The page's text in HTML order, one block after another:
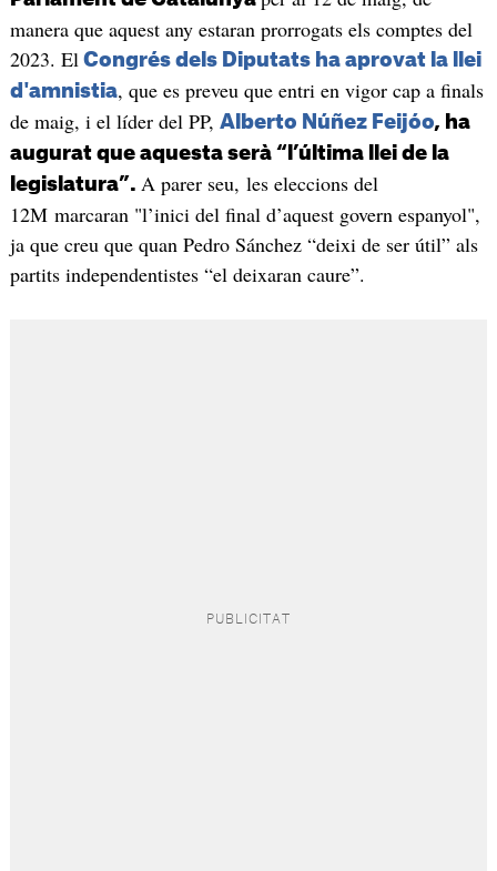
manera que aquest any estaran prorrogats els comptes del
2023. El Congrés dels Diputats ha aprovat la llei
d'amnistia, que es preveu que entri en vigor cap a finals
de maig, i el líder del PP, Alberto Núñez Feijóo, ha
augurat que aquesta serà “l’última llei de la
legislatura”. A parer seu, les eleccions del
12M marcaran "l’inici del final d’aquest govern espanyol",
ja que creu que quan Pedro Sánchez “deixi de ser útil” als
partits independentistes “el deixaran caure”.